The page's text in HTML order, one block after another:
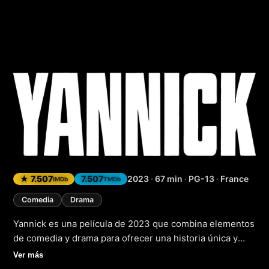
Yannick(2023)
★ 7.507IMDb 7.507TMDb 2023 · 67 min · PG-13 · France
Comedia Drama
Yannick es una película de 2023 que combina elementos
de comedia y drama para ofrecer una historia única y
emocional. La trama sigue a Yannick, un personaje que
Ver más